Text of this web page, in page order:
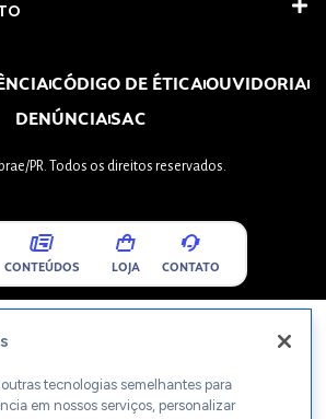
CÓDIGO DE ÉTICAOUVIDORIA
DENÚNCIASAC
PR. Todos os direitos reservados.
CONTEÚDOS LOJA CONTATO
tecnologias semelhantes para
em nossos serviços, personalizar